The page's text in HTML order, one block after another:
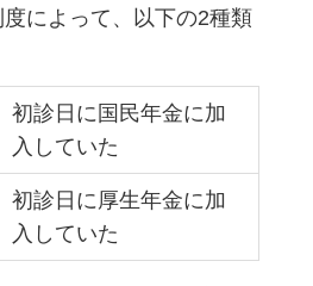
によって、以下の2種類
初診日に国民年金に加
入していた
初診日に厚生年金に加
入していた